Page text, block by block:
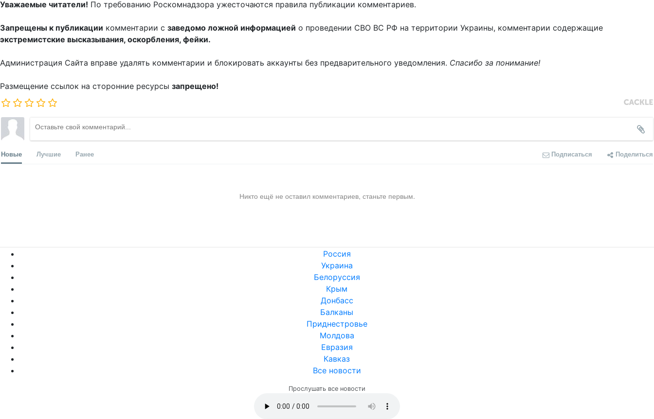
Уважаемые читатели! По требованию Роскомнадзора ужесточаются правила публикации комментариев.
Запрещены к публикации комментарии с заведомо ложной информацией о проведении СВО ВС РФ на территории Украины, комментарии содержащие
экстремистские высказывания, оскорбления, фейки.
Администрация Сайта вправе удалять комментарии и блокировать аккаунты без предварительного уведомления. Спасибо за понимание!
Размещение ссылок на сторонние ресурсы запрещено!
Новые Лучшие Ранее Подписаться Поделиться
Никто ещё не оставил комментариев, станьте первым.
Россия
Украина
Белоруссия
Крым
Донбасс
Балканы
Приднестровье
Молдова
Евразия
Кавказ
Все новости
Прослушать все новости